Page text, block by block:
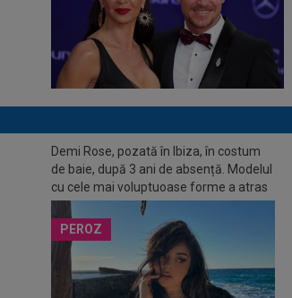
Demi Rose, pozată în Ibiza, în costum
de baie, după 3 ani de absență. Modelul
cu cele mai voluptuoase forme a atras
toate privirile
PEROZ